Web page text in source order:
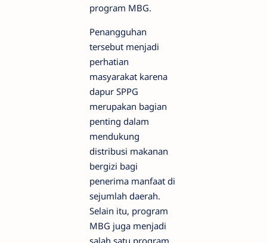
program MBG.
Penangguhan
tersebut menjadi
perhatian
masyarakat karena
dapur SPPG
merupakan bagian
penting dalam
mendukung
distribusi makanan
bergizi bagi
penerima manfaat di
sejumlah daerah.
Selain itu, program
MBG juga menjadi